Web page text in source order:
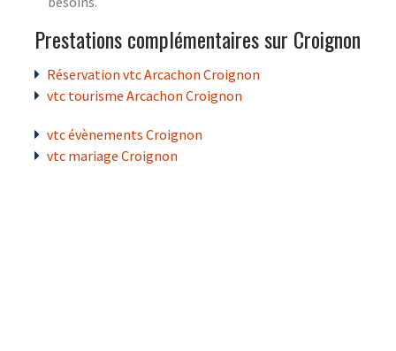
Prestations complémentaires sur Croignon
Réservation vtc Arcachon Croignon
vtc tourisme Arcachon Croignon
vtc évènements Croignon
vtc mariage Croignon